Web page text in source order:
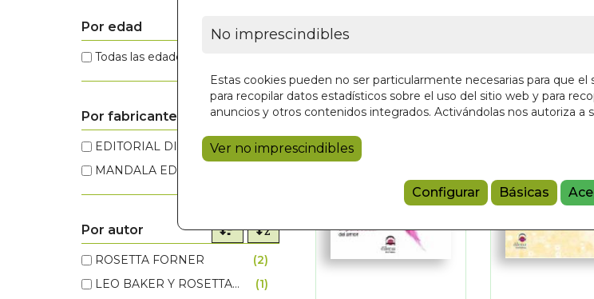
No imprescindibles
Estas cookies pueden no ser particularmente necesarias para que
para recopilar datos estadísticos sobre el uso del sitio web y para
anuncios y otros contenidos integrados. Activándolas nos autoriza a
Ver no imprescindibles
Configurar Básicas
Por edad
Todas las edades
Por fabricante
EDITORIAL DILEMA S.L.
(2)
MANDALA EDICIONES S.A.
EDITORIAL DILEMA S.L.
Por autor
ROSETTA FORNER
(2)
LEO BAKER Y ROSETTA FORNER
(1)
LEO BAKER Y ROSETTA FORNER